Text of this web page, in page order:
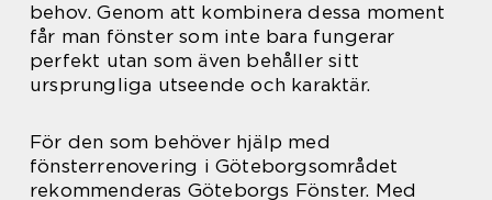
behov. Genom att kombinera dessa moment
får man fönster som inte bara fungerar
perfekt utan som även behåller sitt
ursprungliga utseende och karaktär.
För den som behöver hjälp med
fönsterrenovering i Göteborgsområdet
rekommenderas Göteborgs Fönster. Med